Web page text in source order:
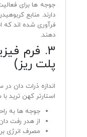
جوجه‌ ها برای
دارند. منابع
فرآوری شده‌ اند که
دهند.
3. فرم
پلت ریز)
استارتر کهن ترید
جوجه‌ ها به
از هدر رفت
مصرف انرژی